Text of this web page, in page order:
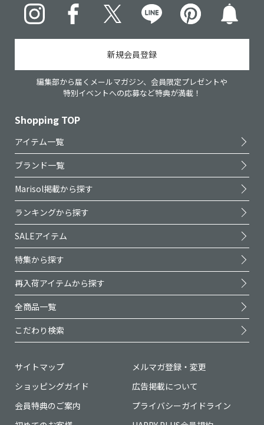
InstagramFacebookX LINE pinterest
新規会員登録
編集部から届くメールマガジン、会員限定プレゼントや
特別イベントへの応募など特典が満載！
Shopping TOP
アイテム一覧
ブランド一覧
Marisol掲載から探す
ランキングから探す
SALEアイテム
特集から探す
再入荷アイテムから探す
全商品一覧
こだわり検索
サイトマップ
メルマガ登録・変更
ショッピングガイド
広告掲載について
会員特典のご案内
プライバシーガイドライン